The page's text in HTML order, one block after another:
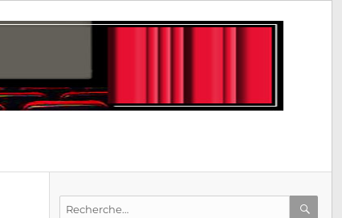
Recherche